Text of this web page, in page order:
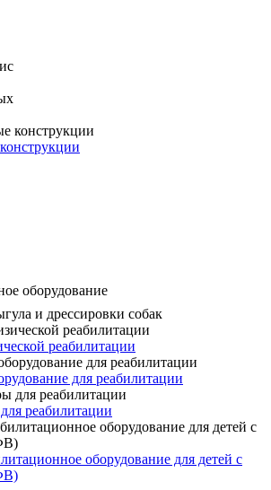
оборудование
и дрессировки собак
реабилитации
для реабилитации
реабилитации
оборудование для детей с